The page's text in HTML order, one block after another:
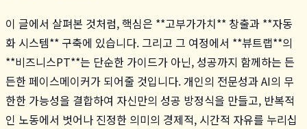
이 글에서 살펴본 것처럼, 핵심은 **고부가가치** 창출과 **자동
화 시스템** 구축에 있습니다. 그리고 그 여정에서 **뷰트랩**의
**비즈니스PT**는 단순한 가이드가 아닌, 성공까지 함께하는 든
든한 페이스메이커가 되어줄 것입니다. 개인의 전문성과 AI의 무
한한 가능성을 결합하여 자신만의 성공 방정식을 만들고, 반복적
인 노동에서 벗어나 진정한 의미의 경제적, 시간적 자유를 누리십